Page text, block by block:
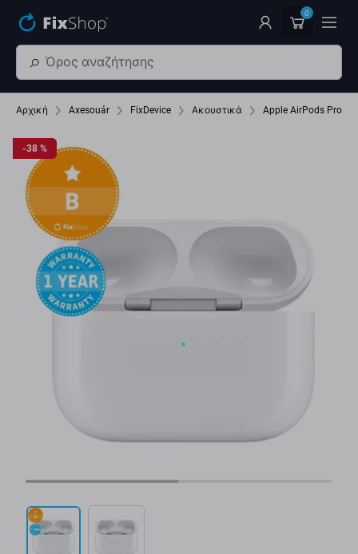
0
Αρχική Axesouár FixDevice Ακουστικά Apple AirPods Pro
-38 %
-38 %